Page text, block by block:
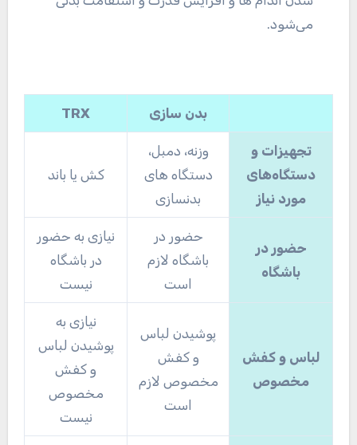
می‌شود.
بدن سازی TRX
تجهیزات و
دستگاه‌های
مورد نیاز
وزنه، دمبل،
دستگاه های
بدنسازی
کش یا باند
حضور در
باشگاه
حضور در
باشگاه لازم
است
نیازی به حضور
در باشگاه
نیست
لباس و کفش
مخصوص
پوشیدن لباس
و کفش
مخصوص لازم
است
نیازی به
پوشیدن لباس
و کفش
مخصوص
نیست